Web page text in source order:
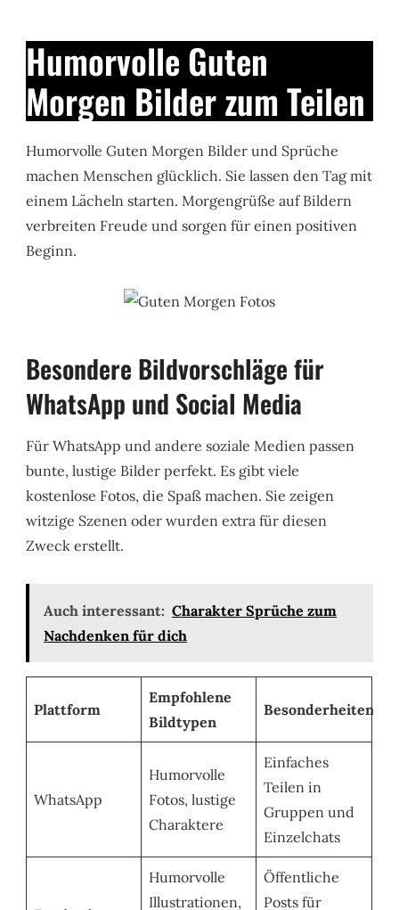
Humorvolle Guten
Morgen Bilder zum Teilen
Humorvolle Guten Morgen Bilder und Sprüche
machen Menschen glücklich. Sie lassen den Tag mit
einem Lächeln starten. Morgengrüße auf Bildern
verbreiten Freude und sorgen für einen positiven
Beginn.
Besondere Bildvorschläge für
WhatsApp und Social Media
Für WhatsApp und andere soziale Medien passen
bunte, lustige Bilder perfekt. Es gibt viele
kostenlose Fotos, die Spaß machen. Sie zeigen
witzige Szenen oder wurden extra für diesen
Zweck erstellt.
Auch interessant: Charakter Sprüche zum
Nachdenken für dich
Plattform
Empfohlene
Bildtypen
Besonderheiten
WhatsApp
Humorvolle
Fotos, lustige
Charaktere
Einfaches
Teilen in
Gruppen und
Einzelchats
Humorvolle
Illustrationen,
Öffentliche
Posts für